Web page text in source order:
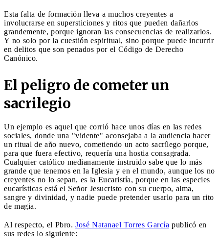
Esta falta de formación lleva a muchos creyentes a
involucrarse en supersticiones y ritos que pueden dañarlos
grandemente, porque ignoran las consecuencias de realizarlos.
Y no solo por la cuestión espiritual, sino porque puede incurrir
en delitos que son penados por el Código de Derecho
Canónico.
El peligro de cometer un
sacrilegio
Un ejemplo es aquel que corrió hace unos días en las redes
sociales, donde una "vidente" aconsejaba a la audiencia hacer
un ritual de año nuevo, cometiendo un acto sacrílego porque,
para que fuera efectivo, requería una hostia consagrada.
Cualquier católico medianamente instruido sabe que lo más
grande que tenemos en la Iglesia y en el mundo, aunque los no
creyentes no lo sepan, es la Eucaristía, porque en las especies
eucarísticas está el Señor Jesucristo con su cuerpo, alma,
sangre y divinidad, y nadie puede pretender usarlo para un rito
de magia.
Al respecto, el Pbro. José Natanael Torres García publicó en
sus redes lo siguiente: